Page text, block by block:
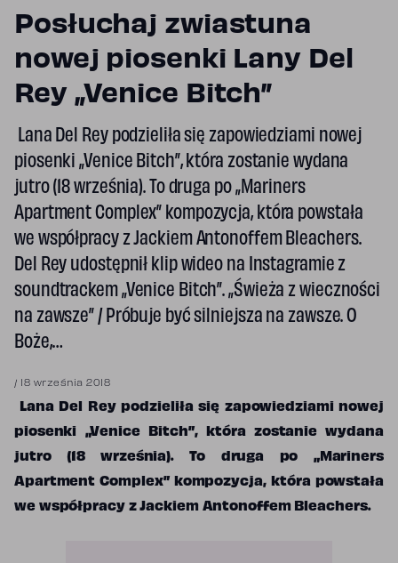
Posłuchaj zwiastuna
nowej piosenki Lany Del
Rey „Venice Bitch”
Lana Del Rey podzieliła się zapowiedziami nowej
piosenki „Venice Bitch”, która zostanie wydana
jutro (18 września). To druga po „Mariners
Apartment Complex” kompozycja, która powstała
we współpracy z Jackiem Antonoffem Bleachers.
Del Rey udostępnił klip wideo na Instagramie z
soundtrackem „Venice Bitch”. „Świeża z wieczności
na zawsze” / Próbuje być silniejsza na zawsze. O
Boże,…
/ 18 września 2018
Lana Del Rey podzieliła się zapowiedziami nowej
piosenki „Venice Bitch”, która zostanie wydana
jutro (18 września). To druga po „Mariners
Apartment Complex” kompozycja, która powstała
we współpracy z Jackiem Antonoffem Bleachers.